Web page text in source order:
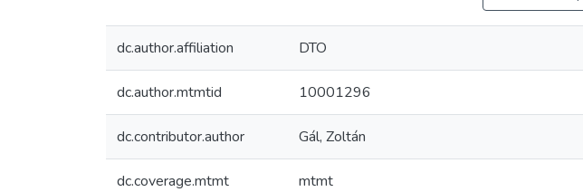
dc.author.affiliation DTO
dc.author.mtmtid 10001296
dc.contributor.author Gál, Zoltán
dc.coverage.mtmt mtmt